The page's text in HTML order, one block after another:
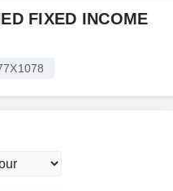
FIXED INCOME